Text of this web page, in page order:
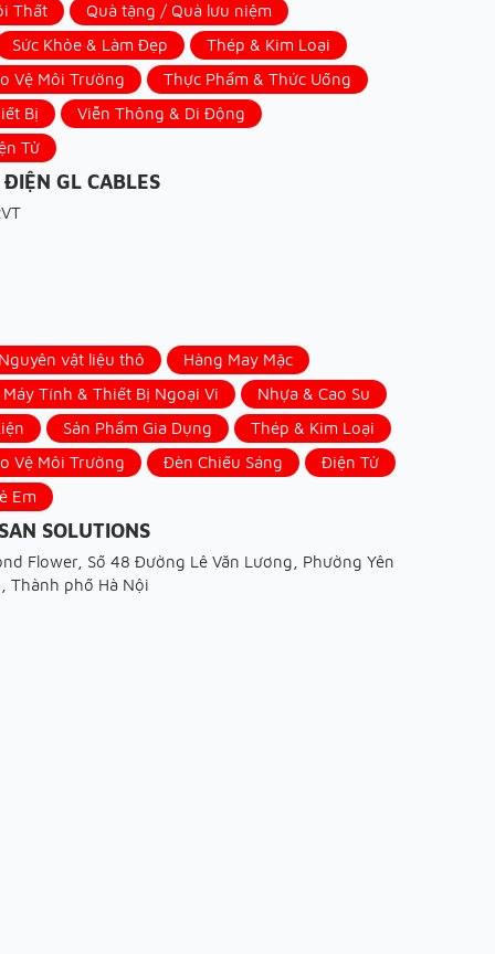
Thất
Quà tặng / Quà lưu niệm
Sức Khỏe & Làm Đẹp
Thép & Kim Loại
Vệ Môi Trường
Thực Phẩm & Thức Uống
Bị
Viễn Thông & Di Động
Tử
GL CABLES
vật liệu thô
Hàng May Mặc
Máy Tính & Thiết Bị Ngoại Vi
Nhựa & Cao Su
Sản Phẩm Gia Dụng
Thép & Kim Loại
Vệ Môi Trường
Đèn Chiếu Sáng
Điện Tử
Em
SOLUTIONS
Flower, Số 48 Đường Lê Văn Lương, Phường Yên
Thành phố Hà Nội